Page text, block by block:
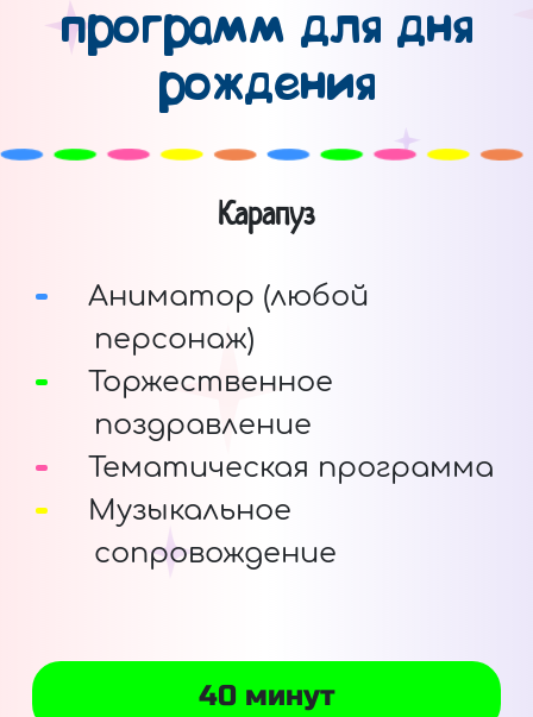
программ для дня
рождения
Карапуз
Аниматор (любой
персонаж)
Торжественное
поздравление
Тематическая программа
Музыкальное
сопровождение
40 минут